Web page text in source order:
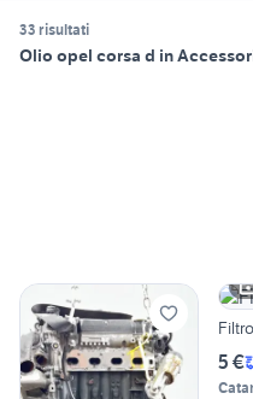
33 risultati
Olio opel corsa d in
5 €